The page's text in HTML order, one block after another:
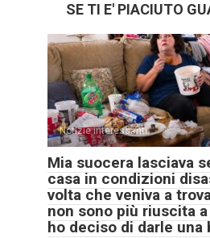
SE TI E' PIACIUTO
Notizie interessanti
Mia suocera lasciava
casa in condizioni
volta che veniva a
non sono più riuscita
ho deciso di darle una